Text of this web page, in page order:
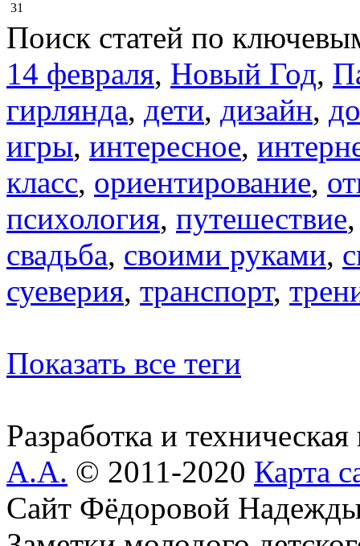
31
Поиск статей по
14 февраля, Новый Год,
гирлянда, дети, дизайн,
игры, интересное,
класс, ориентирование,
психология, путешествие
свадьба, своими руками,
суеверия, транспорт,
Показать все теги
Разработка и
А.А. © 2011-2020 Карта
Сайт Фёдоровой